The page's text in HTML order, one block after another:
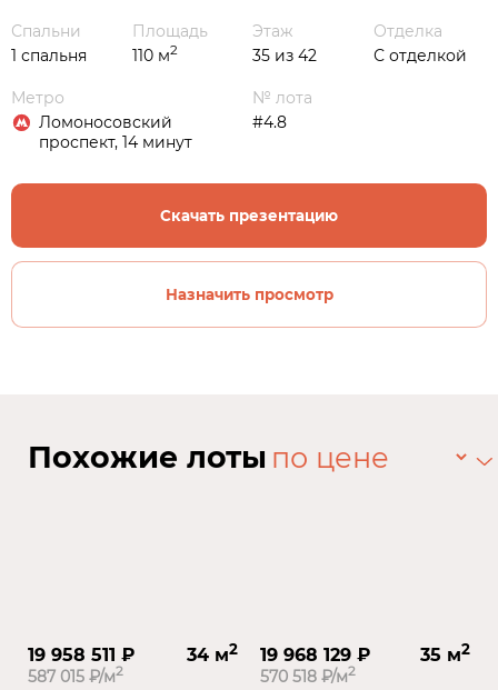
Метро
Ломоносовский
проспект, 14 минут
Этаж
35 из 42
Площадь
110 м2
Спальни
1 спальня
Отделка
С отделкой
№ лота
#4.8
Скачать презентацию
Назначить просмотр
Похожие лоты
19 958 511 ₽ 34 м2
587 015 ₽/м2
19 968 129 ₽ 35 м2
570 518 ₽/м2